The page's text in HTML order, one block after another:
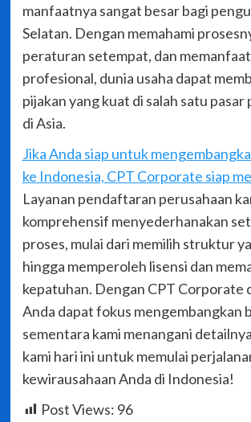
manfaatnya sangat besar bagi
Selatan. Dengan memahami
peraturan setempat, dan
profesional, dunia usaha dapat
pijakan yang kuat di salah satu pasar
di Asia.
Jika Anda siap untuk
ke Indonesia, CPT Corporate siap
Layanan pendaftaran perusahaan
komprehensif menyederhanakan
proses, mulai dari memilih struktur
hingga memperoleh lisensi dan
kepatuhan. Dengan CPT Corporate
Anda dapat fokus mengembangkan
sementara kami menangani
kami hari ini untuk memulai
kewirausahaan Anda di Indonesia!
Post Views: 96